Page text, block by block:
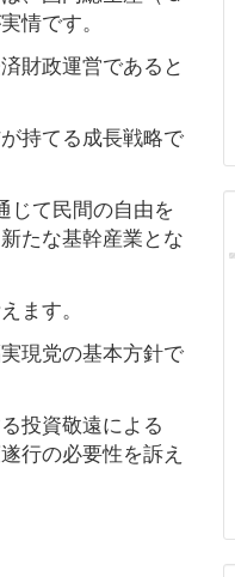
情です。
財政運営であると
持てる成長戦略で
じて民間の自由を
たな基幹産業とな
ます。
現党の基本方針で
投資敬遠による
行の必要性を訴え